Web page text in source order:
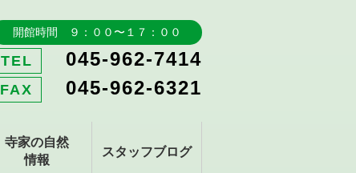
開館時間 ９：００〜１７：００
TEL 045-962-7414
FAX 045-962-6321
寺家の自然
情報
スタッフブログ